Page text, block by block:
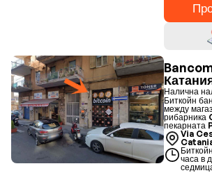
Налична
Биткойн
между
Via
часа в